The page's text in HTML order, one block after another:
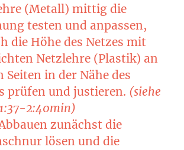
(Metall) mittig die
testen und anpassen,
die Höhe des Netzes mit
Netzlehre (Plastik) an
Seiten in der Nähe des
prüfen und justieren. (siehe
1:37-2:40min)
zunächst die
lösen und die